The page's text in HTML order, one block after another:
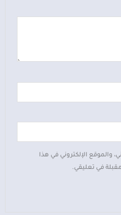
والموقع الإلكتروني في هذا
في تعليقي.